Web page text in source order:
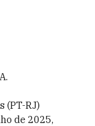
(PT-RJ)
de 2025,